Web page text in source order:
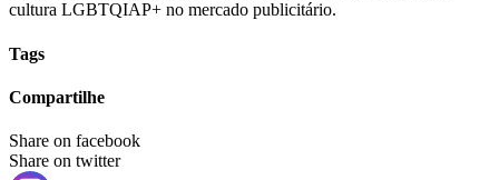
cultura LGBTQIAP+ no mercado publicitário.
Tags
Compartilhe
Share on facebook
Share on twitter